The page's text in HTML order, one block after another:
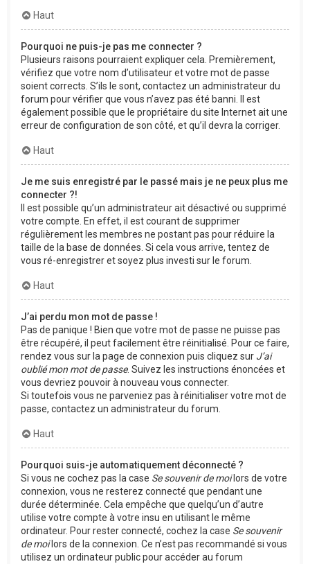
Haut
Pourquoi ne puis-je pas me connecter ?
Plusieurs raisons pourraient expliquer cela. Premièrement,
vérifiez que votre nom d’utilisateur et votre mot de passe
soient corrects. S’ils le sont, contactez un administrateur du
forum pour vérifier que vous n’avez pas été banni. Il est
également possible que le propriétaire du site Internet ait une
erreur de configuration de son côté, et qu’il devra la corriger.
Haut
Je me suis enregistré par le passé mais je ne peux plus me
connecter ?!
Il est possible qu’un administrateur ait désactivé ou supprimé
votre compte. En effet, il est courant de supprimer
régulièrement les membres ne postant pas pour réduire la
taille de la base de données. Si cela vous arrive, tentez de
vous ré-enregistrer et soyez plus investi sur le forum.
Haut
J’ai perdu mon mot de passe !
Pas de panique ! Bien que votre mot de passe ne puisse pas
être récupéré, il peut facilement être réinitialisé. Pour ce faire,
rendez vous sur la page de connexion puis cliquez sur J’ai
oublié mon mot de passe. Suivez les instructions énoncées et
vous devriez pouvoir à nouveau vous connecter.
Si toutefois vous ne parveniez pas à réinitialiser votre mot de
passe, contactez un administrateur du forum.
Haut
Pourquoi suis-je automatiquement déconnecté ?
Si vous ne cochez pas la case Se souvenir de moilors de votre
connexion, vous ne resterez connecté que pendant une
durée déterminée. Cela empêche que quelqu’un d’autre
utilise votre compte à votre insu en utilisant le même
ordinateur. Pour rester connecté, cochez la case Se souvenir
de moilors de la connexion. Ce n’est pas recommandé si vous
utilisez un ordinateur public pour accéder au forum